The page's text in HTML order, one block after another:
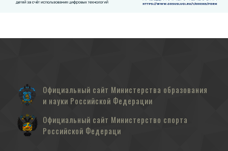
Официальный сайт Министерства образования
и науки Российской Федерации
Официальный сайт Министерство спорта
Российской Федераци